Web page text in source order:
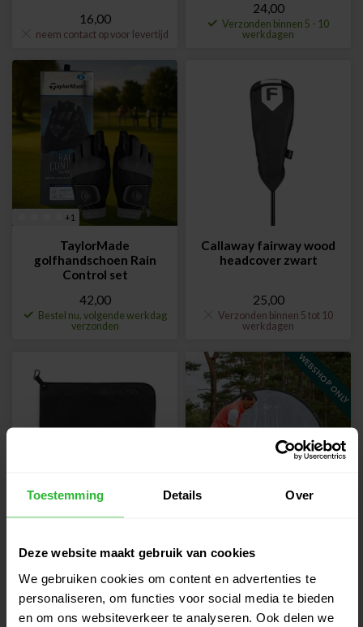
Toestemming Details Over
Deze website maakt gebruik van cookies
We gebruiken cookies om content en advertenties te
personaliseren, om functies voor social media te bieden
en om ons websiteverkeer te analyseren. Ook delen we
16,00
neem contact op voor levertijd
24,00
Verzonden binnen 5 - 10
werkdagen
+1
TaylorMade
golfhandschoen Rain
Control set
42,00
Bestel nu, volgende werkdag
verzonden
Callaway fairway wood
headcover zwart
25,00
Verzonden binnen 5 tot 10
werkdagen
StaDry golfhanddoek
49,00
Bestel nu, volgende werkdag
verzonden
WEBSHOP ONLY
84,95
Bestel nu, volgende werkdag
verzonden